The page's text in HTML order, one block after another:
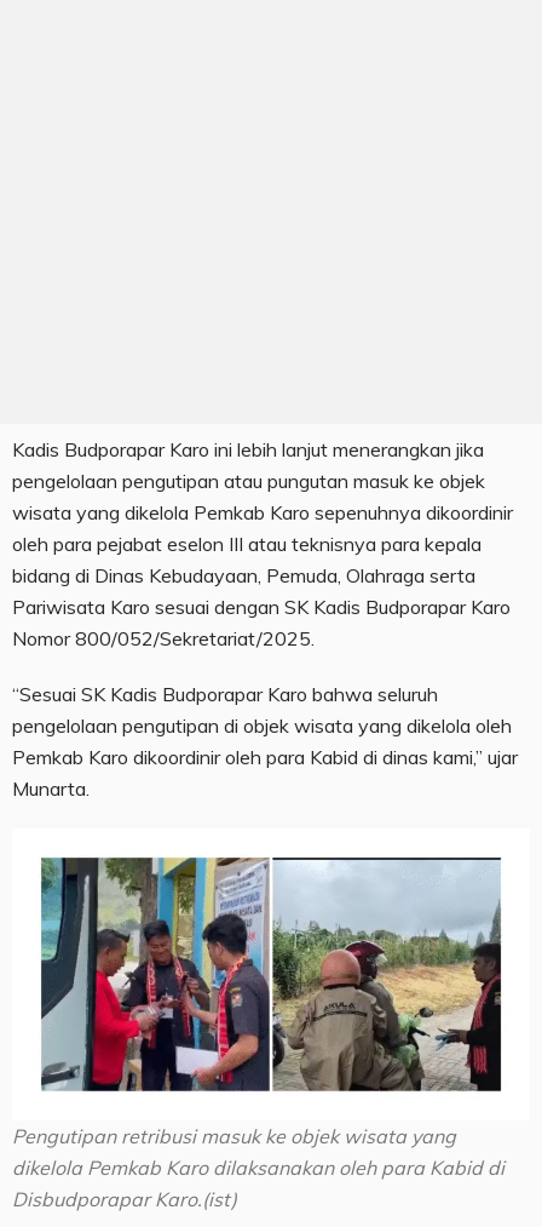
Kadis Budporapar Karo ini lebih lanjut menerangkan jika
pengelolaan pengutipan atau pungutan masuk ke objek
wisata yang dikelola Pemkab Karo sepenuhnya dikoordinir
oleh para pejabat eselon III atau teknisnya para kepala
bidang di Dinas Kebudayaan, Pemuda, Olahraga serta
Pariwisata Karo sesuai dengan SK Kadis Budporapar Karo
Nomor 800/052/Sekretariat/2025.
“Sesuai SK Kadis Budporapar Karo bahwa seluruh
pengelolaan pengutipan di objek wisata yang dikelola oleh
Pemkab Karo dikoordinir oleh para Kabid di dinas kami,” ujar
Munarta.
Pengutipan retribusi masuk ke objek wisata yang
dikelola Pemkab Karo dilaksanakan oleh para Kabid di
Disbudporapar Karo.(ist)